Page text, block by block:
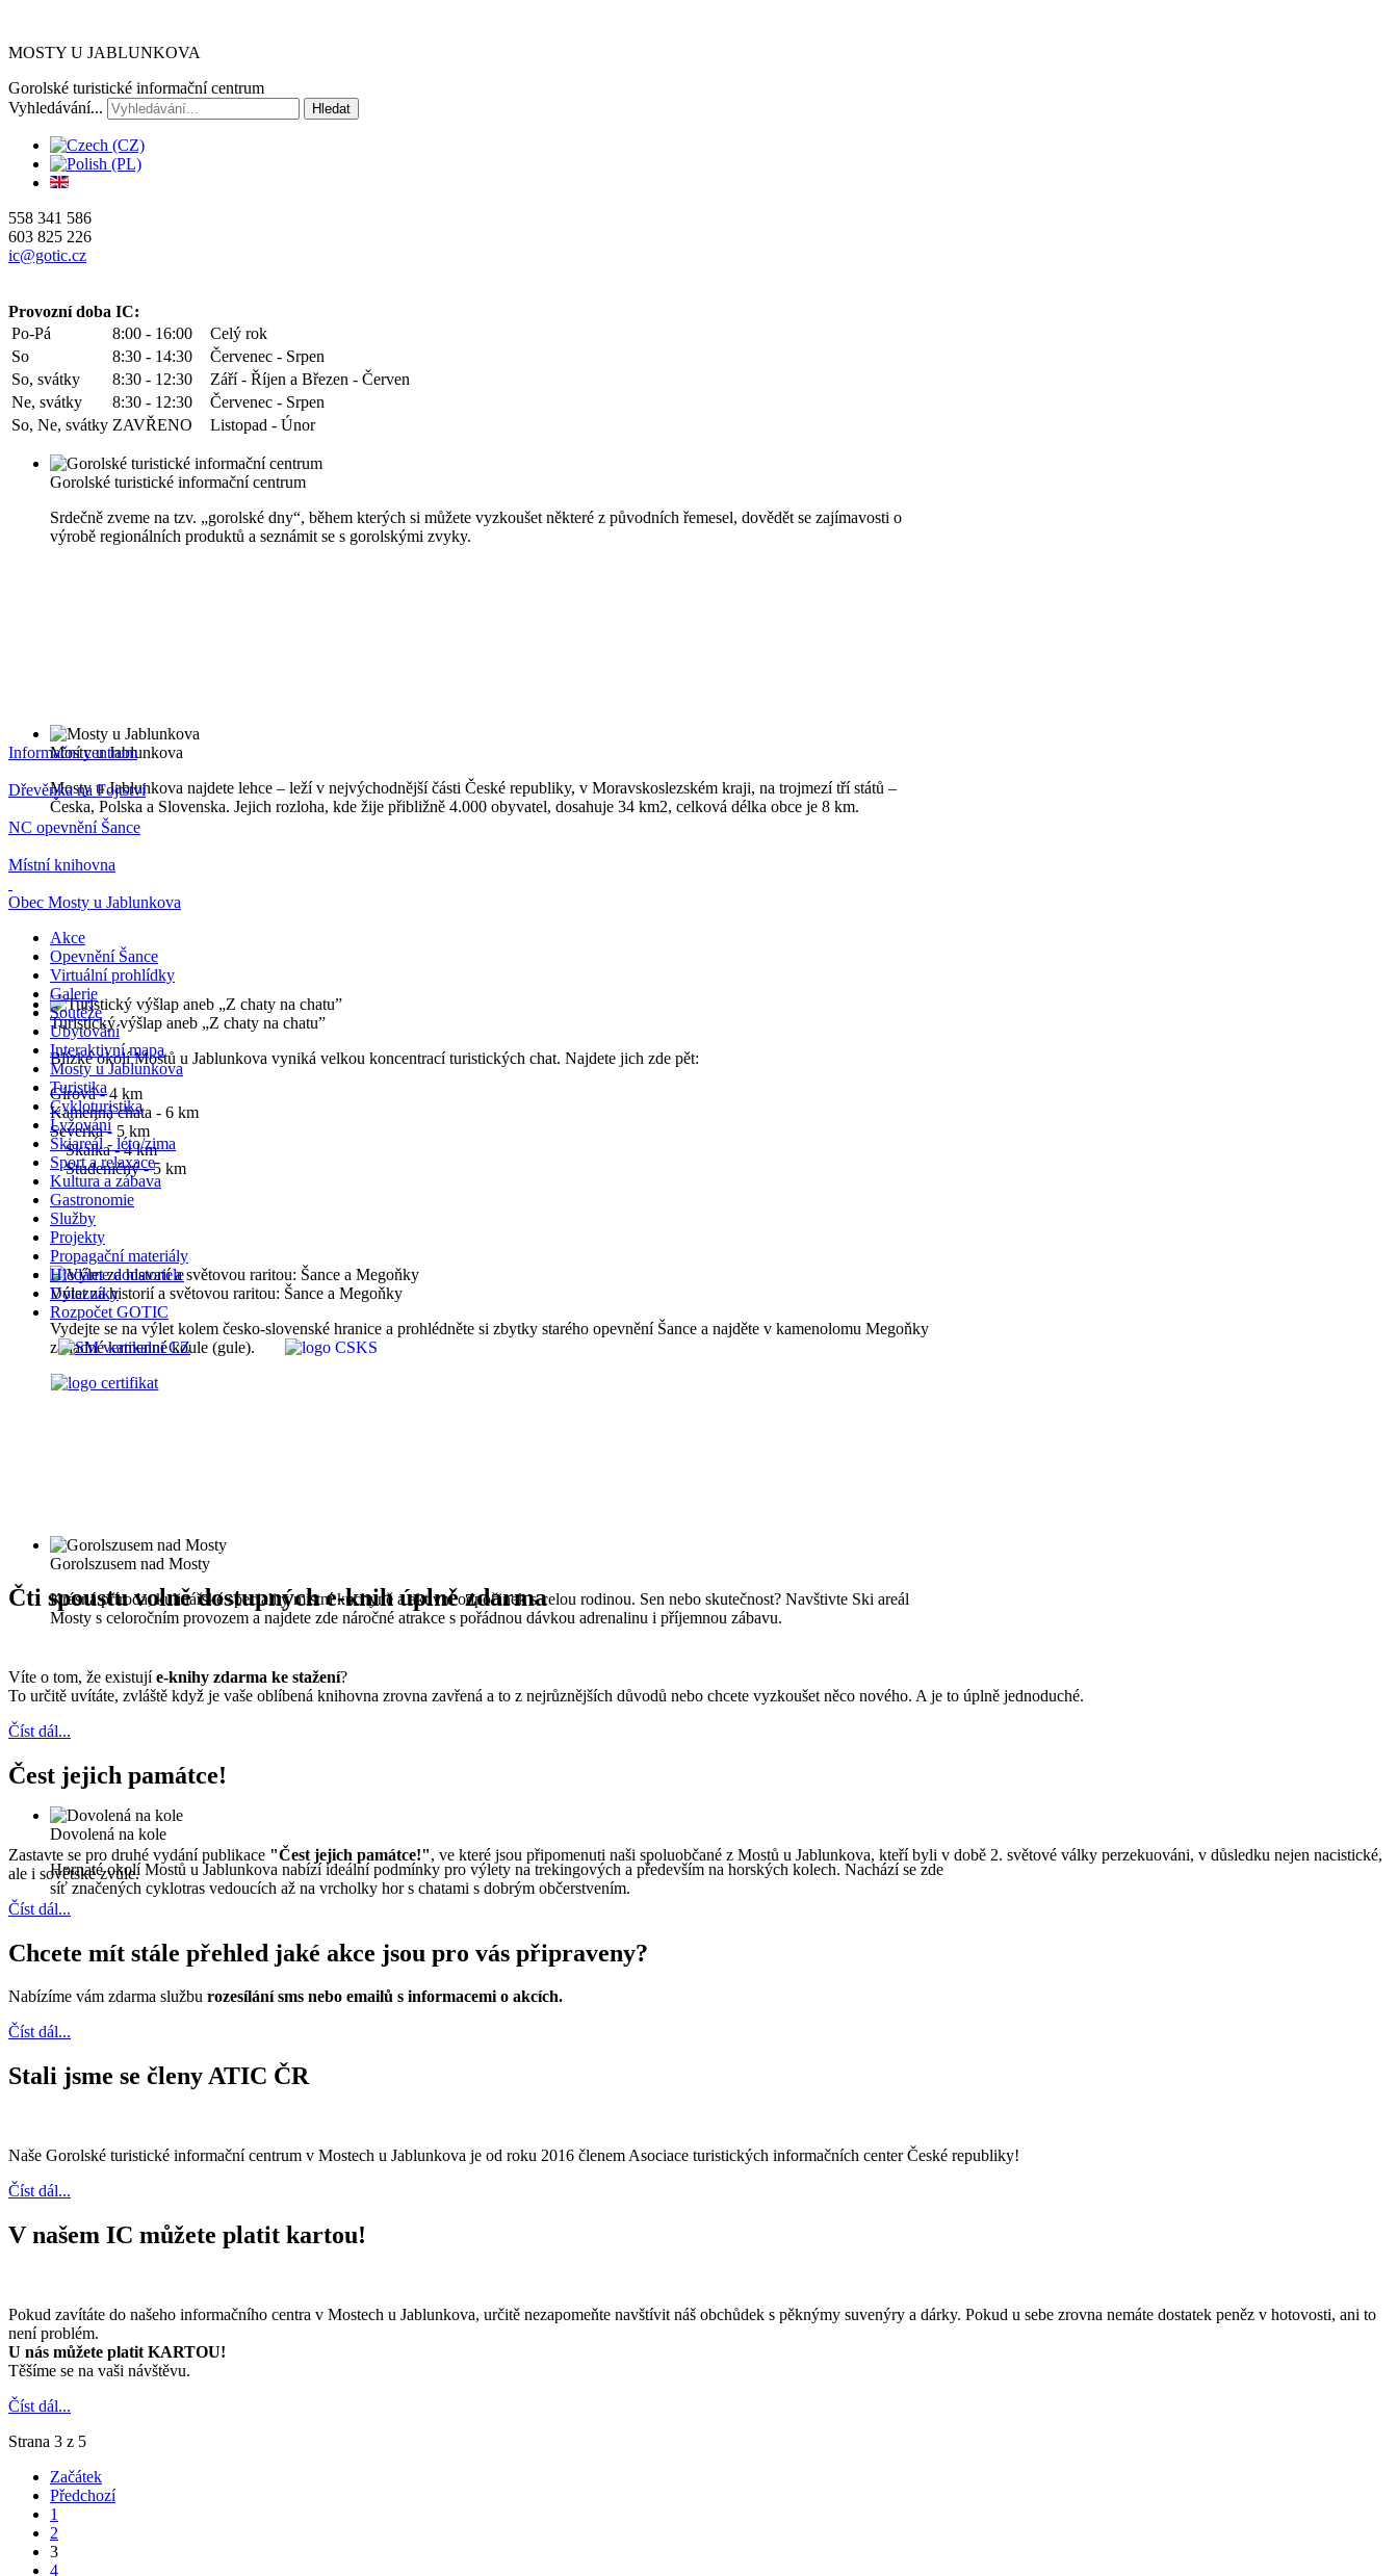
MOSTY U JABLUNKOVA
Gorolské turistické informační centrum
Vyhledávání...
Hledat
558 341 586
603 825 226
ic@gotic.cz
Provozní doba IC:
Po-Pá
8:00 - 16:00
Celý rok
So
8:30 - 14:30
Červenec - Srpen
So, svátky
8:30 - 12:30
Září - Říjen a Březen - Červen
Ne, svátky
8:30 - 12:30
Červenec - Srpen
So, Ne, svátky ZAVŘENO Listopad - Únor
Gorolské turistické informační centrum
Srdečně zveme na tzv. „gorolské dny“, během kterých si můžete vyzkoušet některé z původních řemesel, dovědět se zajímavosti o
výrobě regionálních produktů a seznámit se s gorolskými zvyky.
Mosty u Jablunkova
Mosty u Jablunkova najdete lehce – leží v nejvýchodnější části České republiky, v Moravskoslezském kraji, na trojmezí tří států –
Česka, Polska a Slovenska. Jejich rozloha, kde žije přibližně 4.000 obyvatel, dosahuje 34 km2, celková délka obce je 8 km.
Turistický výšlap aneb „Z chaty na chatu”
Blízké okolí Mostů u Jablunkova vyniká velkou koncentrací turistických chat. Najdete jich zde pět:
Gírová - 4 km
Kamenná chata - 6 km
Severka - 5 km
Skalka - 4 km
Studeničný - 5 km
Výlet za historií a světovou raritou: Šance a Megoňky
Vydejte se na výlet kolem česko-slovenské hranice a prohlédněte si zbytky starého opevnění Šance a najděte v kamenolomu Megoňky
záhadné kamenné koule (gule).
Gorolszusem nad Mosty
Krásná příroda, kulinářské speciality místní kuchyně a aktivní odpočinek s celou rodinou. Sen nebo skutečnost? Navštivte Ski areál
Mosty s celoročním provozem a najdete zde náročné atrakce s pořádnou dávkou adrenalinu i příjemnou zábavu.
Dovolená na kole
Hornaté okolí Mostů u Jablunkova nabízí ideální podmínky pro výlety na trekingových a především na horských kolech. Nachází se zde
síť značených cyklotras vedoucích až na vrcholky hor s chatami s dobrým občerstvením.
Informační centrum
Dřevěnka na Fojtství
NC opevnění Šance
Místní knihovna
Obec Mosty u Jablunkova
Akce
Opevnění Šance
Virtuální prohlídky
Galerie
Soutěže
Ubytování
Interaktivní mapa
Mosty u Jablunkova
Turistika
Cykloturistika
Lyžování
Skiareál - léto/zima
Sport a relaxace
Kultura a zábava
Gastronomie
Služby
Projekty
Propagační materiály
Hledáme dodavatele
Dotazníky
Rozpočet GOTIC
Čti spoustu volně dostupných e-knih úplně zdarma
Víte o tom, že existujíe-knihy zdarma ke stažení?
To určitě uvítáte, zvláště když je vaše oblíbená knihovna zrovna zavřená a to z nejrůznějších důvodů nebo chcete vyzkoušet něco nového. A je to úplně jednoduché.
Číst dál...
Čest jejich památce!
Zastavte se pro druhé vydání publikace "Čest jejich památce!", ve které jsou připomenuti naši spoluobčané z Mostů u Jablunkova, kteří byli v době 2. světové války perzekuováni, v důsledku nejen nacistické,
ale i sovětské zvůle.
Číst dál...
Chcete mít stále přehled jaké akce jsou pro vás připraveny?
Nabízíme vám zdarma službu rozesílání sms nebo emailů s informacemi o akcích.
Číst dál...
Stali jsme se členy ATIC ČR
Naše Gorolské turistické informační centrum v Mostech u Jablunkova je od roku 2016 členem Asociace turistických informačních center České republiky!
Číst dál...
V našem IC můžete platit kartou!
Pokud zavítáte do našeho informačního centra v Mostech u Jablunkova, určitě nezapomeňte navštívit náš obchůdek s pěknýmy suvenýry a dárky. Pokud u sebe zrovna nemáte dostatek peněz v hotovosti, ani to
není problém.
U nás můžete platit KARTOU!
Těšíme se na vaši návštěvu.
Číst dál...
Strana 3 z 5
Začátek
Předchozí
1
2
3
4